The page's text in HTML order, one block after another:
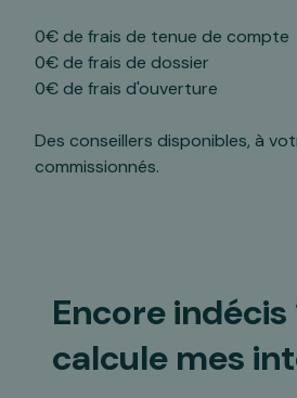
0€ de frais de tenue de compte
0€ de frais de dossier
0€ de frais d'ouverture
Des conseillers disponibles, à
commissionnés.
Encore indécis
calcule mes